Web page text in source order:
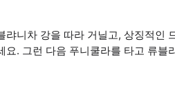
니차 강을 따라 거닐고, 상징적인
. 그런 다음 푸니쿨라를 타고 류블